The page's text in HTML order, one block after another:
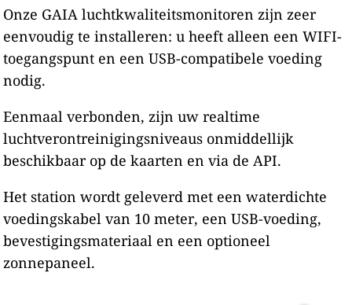
Onze GAIA luchtkwaliteitsmonitoren zijn zeer
eenvoudig te installeren: u heeft alleen een WIFI-
toegangspunt en een USB-compatibele voeding
nodig.
Eenmaal verbonden, zijn uw realtime
luchtverontreinigingsniveaus onmiddellijk
beschikbaar op de kaarten en via de API.
Het station wordt geleverd met een waterdichte
voedingskabel van 10 meter, een USB-voeding,
bevestigingsmateriaal en een optioneel
zonnepaneel.